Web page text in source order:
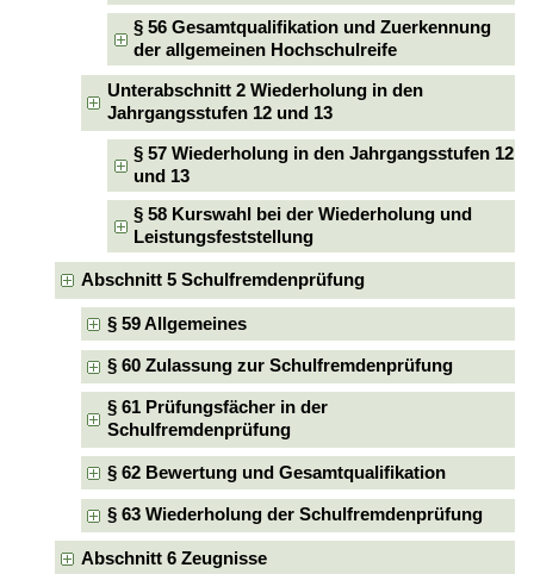
§ 56 Gesamtqualifikation und Zuerkennung
der allgemeinen Hochschulreife
Unterabschnitt 2 Wiederholung in den
Jahrgangsstufen 12 und 13
§ 57 Wiederholung in den Jahrgangsstufen 12
und 13
§ 58 Kurswahl bei der Wiederholung und
Leistungsfeststellung
Abschnitt 5 Schulfremdenprüfung
§ 59 Allgemeines
§ 60 Zulassung zur Schulfremdenprüfung
§ 61 Prüfungsfächer in der
Schulfremdenprüfung
§ 62 Bewertung und Gesamtqualifikation
§ 63 Wiederholung der Schulfremdenprüfung
Abschnitt 6 Zeugnisse